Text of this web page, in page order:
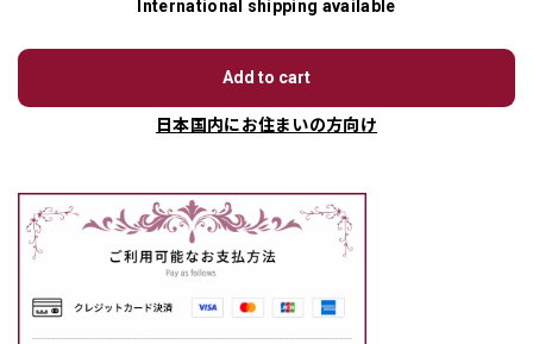
International shipping available
Add to cart
日本国内にお住まいの方向け